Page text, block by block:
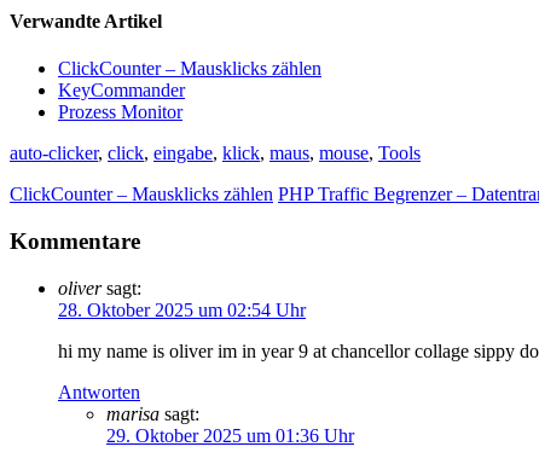
Verwandte Artikel
ClickCounter – Mausklicks zählen
KeyCommander
Prozess Monitor
auto-clicker, click, eingabe, klick, maus, mouse, Tools
ClickCounter – Mausklicks zählen PHP Traffic Begrenzer –
Kommentare
oliver sagt:
28. Oktober 2025 um 02:54 Uhr
hi my name is oliver im in year 9 at chancellor collage sippy
Antworten
marisa sagt:
29. Oktober 2025 um 01:36 Uhr